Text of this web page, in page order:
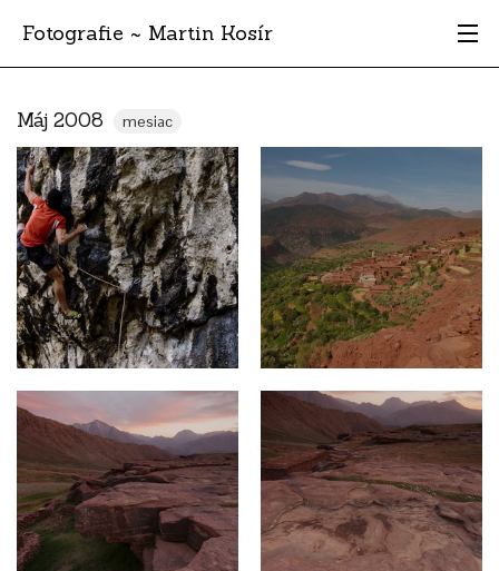
Fotografie ~ Martin Kosír
Albumy
Miesta
Archív
Vyhľadávanie
Máj 2008 mesiac